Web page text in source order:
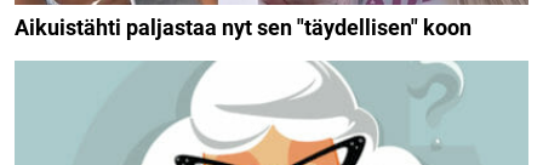
Aikuistähti paljastaa nyt sen "täydellisen" koon